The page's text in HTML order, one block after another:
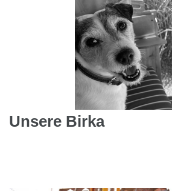
Unsere Birka